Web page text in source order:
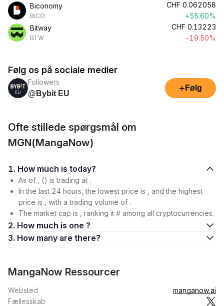
Biconomy
BICO
CHF 0.062058
+55.60%
Bitway
BTW
CHF 0.13223
-19.50%
Følg os på sociale medier
Followers
@Bybit EU
+ Følg
Ofte stillede spørgsmål om
MGN(MangaNow)
1. How much is today?
As of , () is trading at .
In the last 24 hours, the lowest price is , and the highest
price is , with a trading volume of .
The market cap is , ranking it # among all cryptocurrencies.
2. How much is one ?
3. How many are there?
MangaNow Ressourcer
Websted
manganow.ai
Fællesskab